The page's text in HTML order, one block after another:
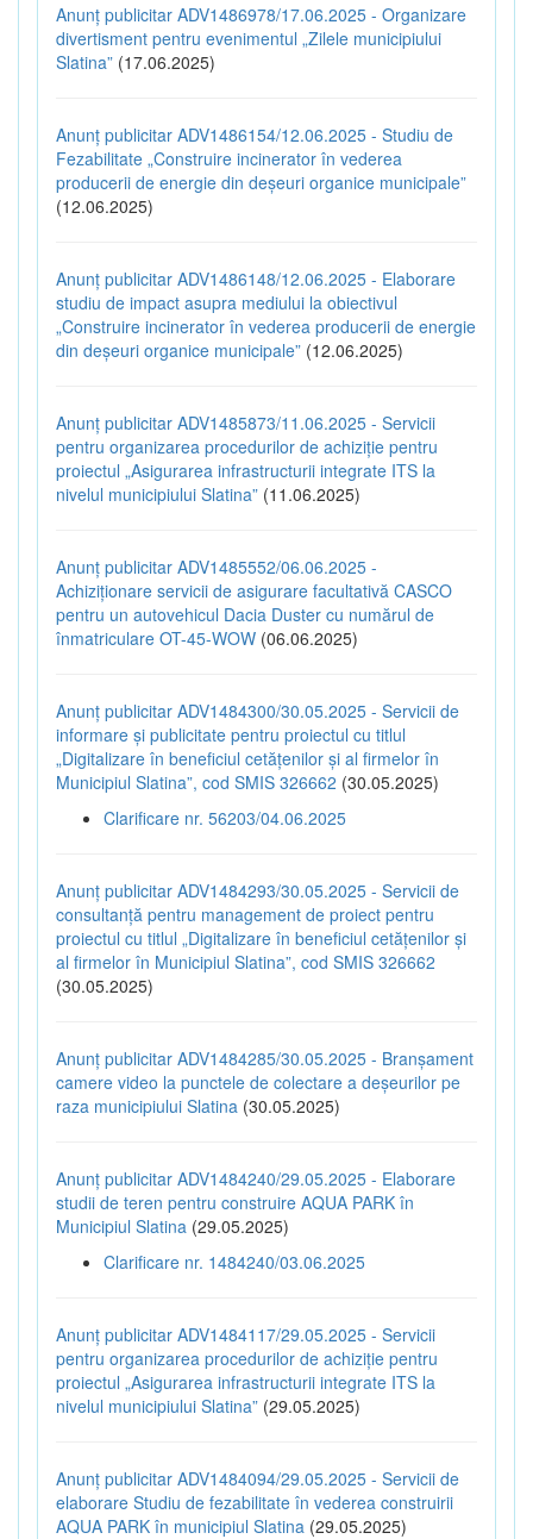
Anunț publicitar ADV1486978/17.06.2025 - Organizare
divertisment pentru evenimentul „Zilele municipiului
Slatina” (17.06.2025)
Anunț publicitar ADV1486154/12.06.2025 - Studiu de
Fezabilitate „Construire incinerator în vederea
producerii de energie din deșeuri organice municipale”
(12.06.2025)
Anunț publicitar ADV1486148/12.06.2025 - Elaborare
studiu de impact asupra mediului la obiectivul
„Construire incinerator în vederea producerii de energie
din deșeuri organice municipale” (12.06.2025)
Anunț publicitar ADV1485873/11.06.2025 - Servicii
pentru organizarea procedurilor de achiziție pentru
proiectul „Asigurarea infrastructurii integrate ITS la
nivelul municipiului Slatina” (11.06.2025)
Anunț publicitar ADV1485552/06.06.2025 -
Achiziționare servicii de asigurare facultativă CASCO
pentru un autovehicul Dacia Duster cu numărul de
înmatriculare OT-45-WOW (06.06.2025)
Anunț publicitar ADV1484300/30.05.2025 - Servicii de
informare și publicitate pentru proiectul cu titlul
„Digitalizare în beneficiul cetățenilor și al firmelor în
Municipiul Slatina”, cod SMIS 326662 (30.05.2025)
Clarificare nr. 56203/04.06.2025
Anunț publicitar ADV1484293/30.05.2025 - Servicii de
consultanță pentru management de proiect pentru
proiectul cu titlul „Digitalizare în beneficiul cetățenilor și
al firmelor în Municipiul Slatina”, cod SMIS 326662
(30.05.2025)
Anunț publicitar ADV1484285/30.05.2025 - Branșament
camere video la punctele de colectare a deșeurilor pe
raza municipiului Slatina (30.05.2025)
Anunț publicitar ADV1484240/29.05.2025 - Elaborare
studii de teren pentru construire AQUA PARK în
Municipiul Slatina (29.05.2025)
Clarificare nr. 1484240/03.06.2025
Anunț publicitar ADV1484117/29.05.2025 - Servicii
pentru organizarea procedurilor de achiziție pentru
proiectul „Asigurarea infrastructurii integrate ITS la
nivelul municipiului Slatina” (29.05.2025)
Anunț publicitar ADV1484094/29.05.2025 - Servicii de
elaborare Studiu de fezabilitate în vederea construirii
AQUA PARK în municipiul Slatina (29.05.2025)